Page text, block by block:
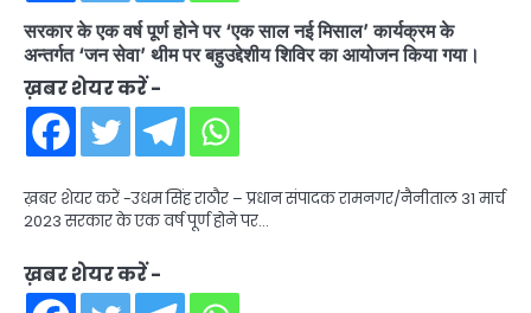
सरकार के एक वर्ष पूर्ण होने पर ‘एक साल नई मिसाल’ कार्यक्रम के
अन्तर्गत ‘जन सेवा’ थीम पर बहुउद्देशीय शिविर का आयोजन किया गया।
ख़बर शेयर करें -
ख़बर शेयर करें -उधम सिंह राठौर – प्रधान संपादक रामनगर/नैनीताल 31 मार्च
2023 सरकार के एक वर्ष पूर्ण होने पर…
ख़बर शेयर करें -